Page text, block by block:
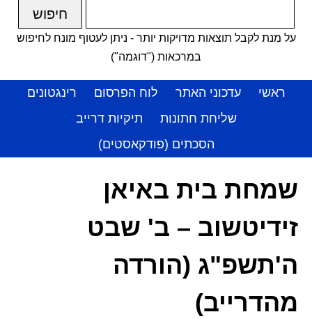
על מנת לקבל תוצאות מדויקות יותר - ניתן לעטוף מונח לחיפוש
במרכאות ("דוגמה")
ראשי עדכוני האתר לוח הפרסום
רינגטונים
שליחת חתונות
תיקיות דרייב
הסכתים (פודקאסטים)
שמחת בית באיאן
זידיטשוב – ב' שבט
ה'תשפ"ג (הורדה
מהדרייב)